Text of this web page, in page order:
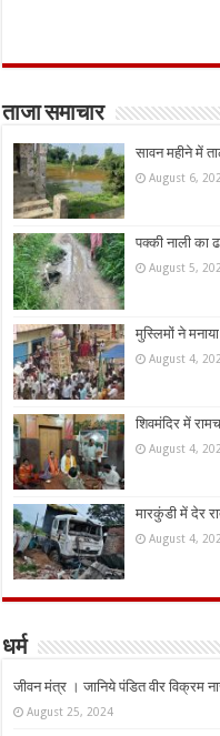
ताजा समाचार
सावन महीने में
August 6,
पक्की नाली का
August 5,
मुस्लिमों ने
August 4,
शिवमंदिर में
August 4,
मारकुंडी में देर
August 4,
धर्म
जीवन मंत्र । जानिये पंडित वीर विक्रम
August 25, 2024